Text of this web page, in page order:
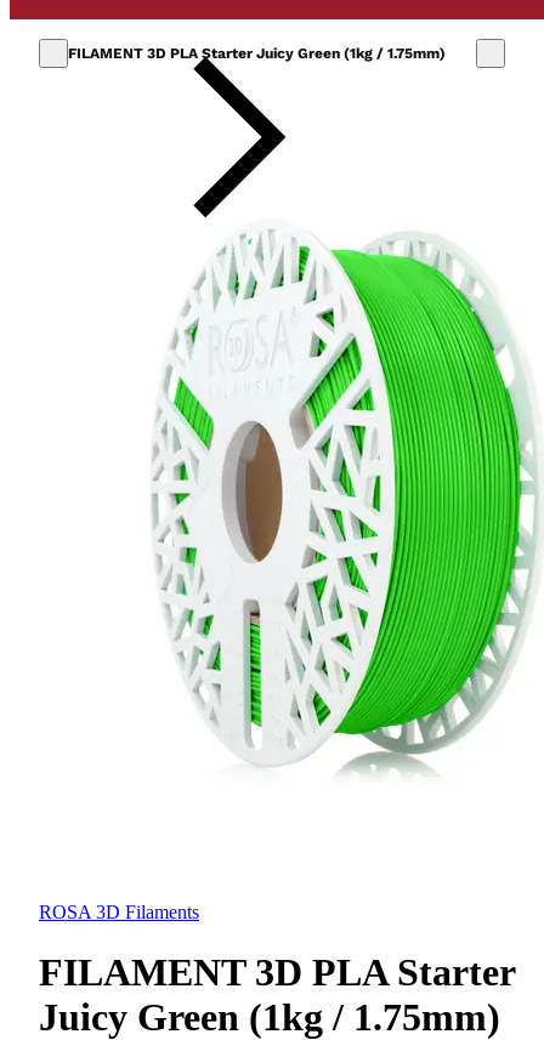
FILAMENT 3D PLA Starter Juicy Green (1kg / 1.75mm)
ROSA 3D Filaments
FILAMENT 3D PLA Starter
Juicy Green (1kg / 1.75mm)